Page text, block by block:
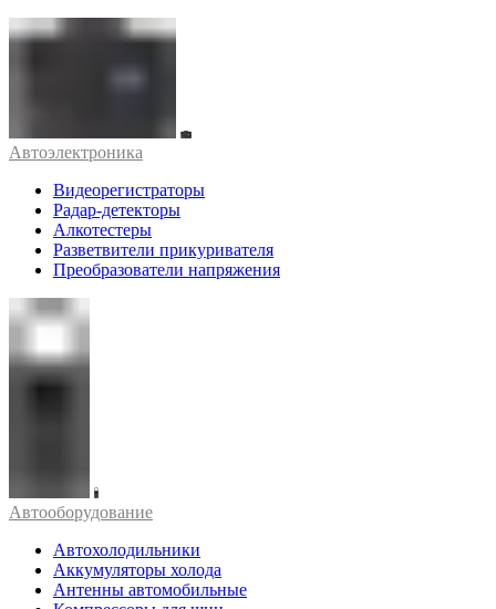
Автоэлектроника
Видеорегистраторы
Радар-детекторы
Алкотестеры
Разветвители прикуривателя
Преобразователи напряжения
Автооборудование
Автохолодильники
Аккумуляторы холода
Антенны автомобильные